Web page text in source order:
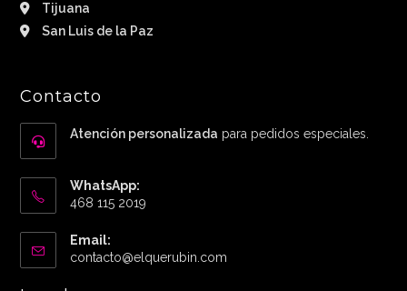
Tijuana
San Luis de la Paz
Contacto
Atención personalizada para pedidos especiales.
WhatsApp:
468 115 2019
Email:
contacto@elquerubin.com